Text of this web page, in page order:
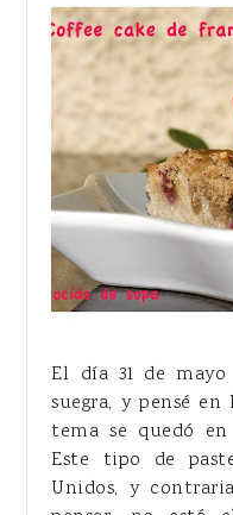
El día 31 de
suegra, y pensé
tema se quedó
Este tipo de
Unidos, y